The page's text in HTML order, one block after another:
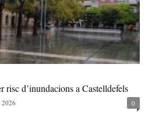
risc d’inundacions a Castelldefels
2026 0